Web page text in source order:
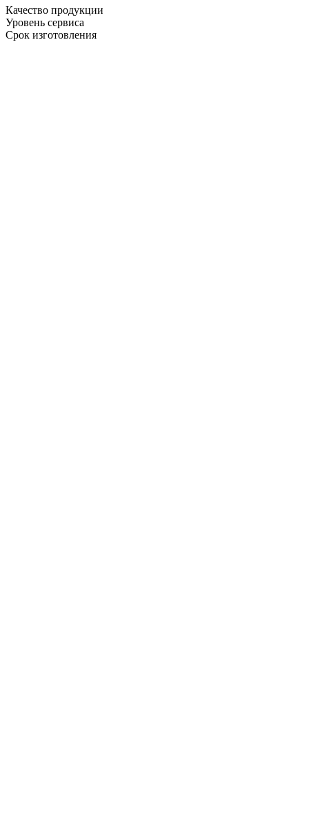
Качество продукции
Уровень сервиса
Срок изготовления